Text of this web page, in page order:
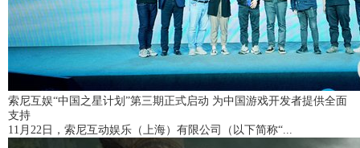
索尼互娱“中国之星计划”第三期正式启动 为中国游戏开发者提供全面
支持
11月22日，索尼互动娱乐（上海）有限公司（以下简称“...